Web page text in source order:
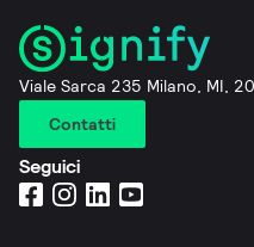
Viale Sarca 235 Milano, MI,
Contatti
Seguici